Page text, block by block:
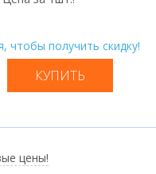
чтобы получить скидку!
цены!